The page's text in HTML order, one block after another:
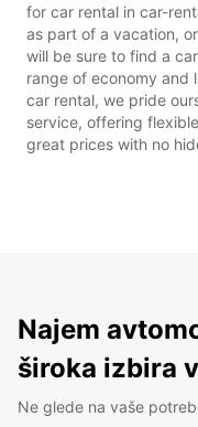
for car rental in car-
as part of a vacation,
will be sure to find a
range of economy and
car rental, we pride
service, offering
great prices with no
Najem
široka izbira
Ne glede na vaše